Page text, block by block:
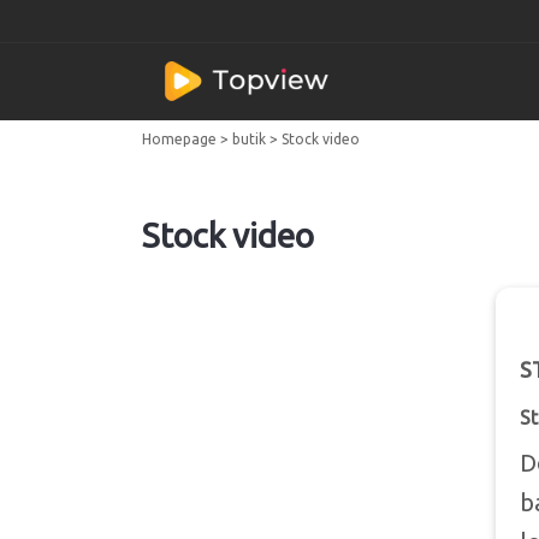
Homepage > butik > Stock video
Stock video